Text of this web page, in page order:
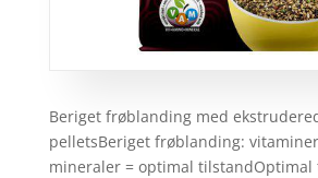
Beriget frøblanding med
pelletsBeriget frøblanding:
mineraler = optimal